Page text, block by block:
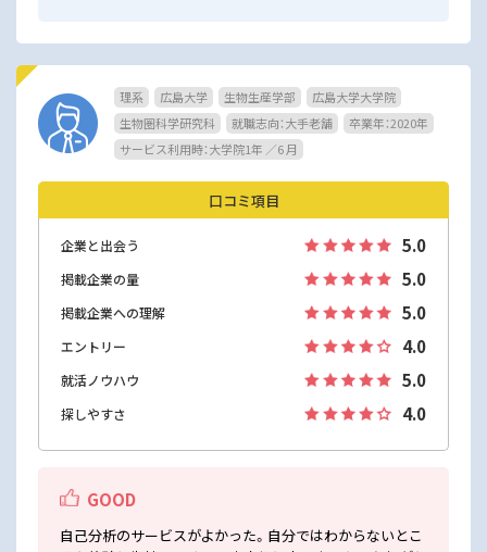
理系 広島大学 生物生産学部
広島大学大学院
生物圏科学研究科
就職志向：大手老舗
卒業年：2020年
サービス利用時：大学院1年 ／6 月
口コミ項目
企業と出会う 5.0
掲載企業の量 5.0
掲載企業への理解 5.0
エントリー 4.0
就活ノウハウ 5.0
探しやすさ 4.0
GOOD
自己分析のサービスがよかった。自分ではわからないとこ